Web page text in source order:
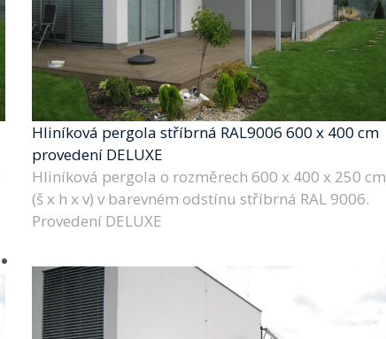
Hliníková pergola stříbrná RAL9006 600 x 400 cm
provedení DELUXE
Hliníková pergola o rozměrech 600 x 400 x 250 cm
(š x h x v) v barevném odstínu stříbrná RAL 9006.
Provedení DELUXE